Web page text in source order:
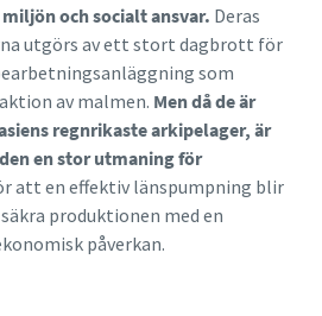
och socialt ansvar. Deras
utgörs av ett stort dagbrott för
som
av malmen. Men då de är
regnrikaste arkipelager, är
en stor utmaning för
att en effektiv länspumpning blir
produktionen med en
påverkan.